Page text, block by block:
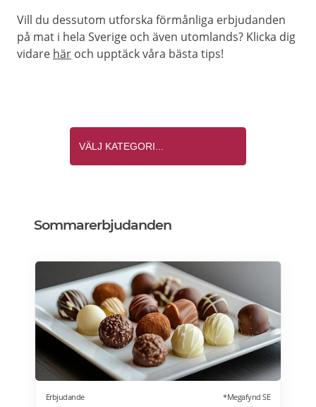
Vill du dessutom utforska förmånliga erbjudanden
på mat i hela Sverige och även utomlands? Klicka dig
vidare här och upptäck våra bästa tips!
Sommarerbjudanden
Erbjudande *Megafynd SE